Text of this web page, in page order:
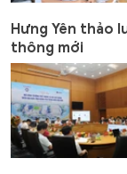
Hưng Yên thảo
thông mới